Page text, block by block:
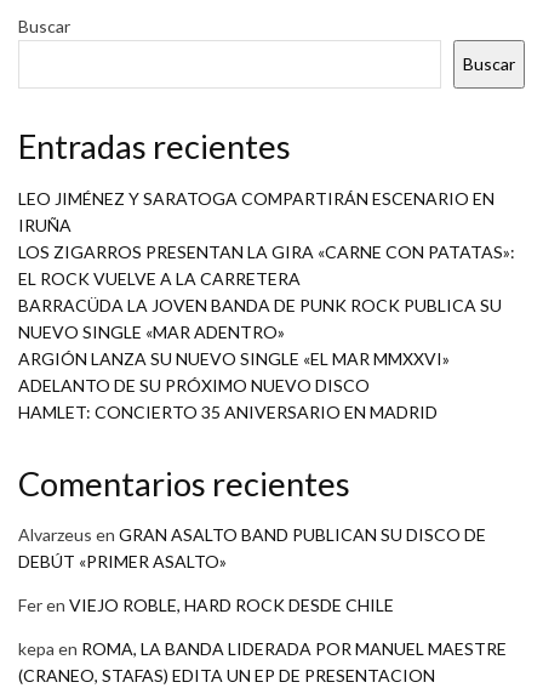
Buscar
Buscar
Entradas recientes
LEO JIMÉNEZ Y SARATOGA COMPARTIRÁN ESCENARIO EN
IRUÑA
LOS ZIGARROS PRESENTAN LA GIRA «CARNE CON PATATAS»:
EL ROCK VUELVE A LA CARRETERA
BARRACÜDA LA JOVEN BANDA DE PUNK ROCK PUBLICA SU
NUEVO SINGLE «MAR ADENTRO»
ARGIÓN LANZA SU NUEVO SINGLE «EL MAR MMXXVI»
ADELANTO DE SU PRÓXIMO NUEVO DISCO
HAMLET: CONCIERTO 35 ANIVERSARIO EN MADRID
Comentarios recientes
Alvarzeus en GRAN ASALTO BAND PUBLICAN SU DISCO DE
DEBÚT «PRIMER ASALTO»
Feren VIEJO ROBLE, HARD ROCK DESDE CHILE
kepa en ROMA, LA BANDA LIDERADA POR MANUEL MAESTRE
(CRANEO, STAFAS) EDITA UN EP DE PRESENTACION